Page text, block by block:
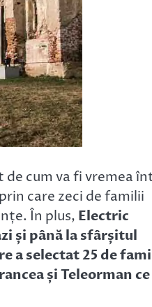
cum va fi vremea
care zeci de familii
În plus, Electric
și până la sfârșitul
a selectat 25 de
și Teleorman ce